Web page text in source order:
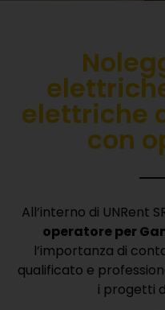
elettriche
con
All’interno di UNRent
operatore per
l’importanza di
qualificato e
i progetti